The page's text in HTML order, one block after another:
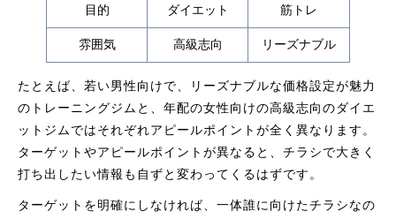
目的 ダイエット 筋トレ
雰囲気 高級志向 リーズナブル
たとえば、若い男性向けで、リーズナブルな価格設定が魅力
のトレーニングジムと、年配の女性向けの高級志向のダイエ
ットジムではそれぞれアピールポイントが全く異なります。
ターゲットやアピールポイントが異なると、チラシで大きく
打ち出したい情報も自ずと変わってくるはずです。
ターゲットを明確にしなければ、一体誰に向けたチラシなの